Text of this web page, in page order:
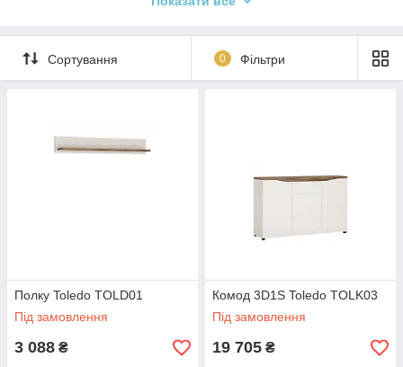
стійкості до подряпин, вологості та високих температур.
Колекція
, безперечно, вкраде серця любителів
яскравих, сучасних інтер'єрів. Поєднання духу дуба Стірлінг з
більше натуральної рослинності для пастельного
оформлення. Створення інтер'єрів з різними зеленими
композиціями – одна з наймодніших тенденцій дизайну!
Сортування 0 Фільтри
Полку Toledo TOLD01
Під замовлення
3 088 ₴
Комод 3D1S Toledo TOLK03
Під замовлення
19 705 ₴